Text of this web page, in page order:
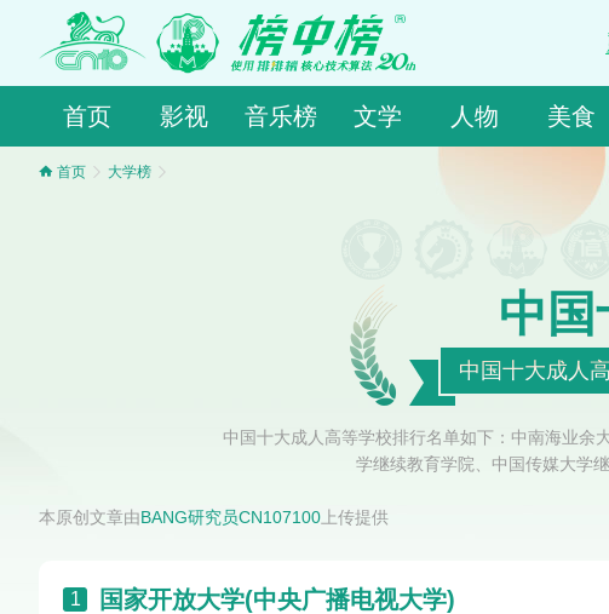
首页 影视 音乐榜 文学 人物 美食
首页 大学榜
中
中国十大成人
中国十大成人高等学校排行名单如下：中南海业余
学继续教育学院、中国传媒大学
本原创文章由BANG研究员CN107100上传提供
1 国家开放大学(中央广播电视大学)